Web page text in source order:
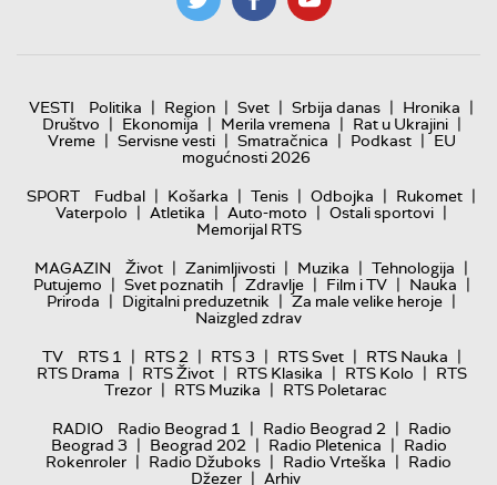
VESTI Politika | Region | Svet | Srbija danas | Hronika |
Društvo | Ekonomija | Merila vremena | Rat u Ukrajini |
Vreme | Servisne vesti | Smatračnica | Podkast | EU
mogućnosti 2026
SPORT
Fudbal | Košarka | Tenis | Odbojka | Rukomet |
Vaterpolo | Atletika | Auto-moto | Ostali sportovi |
Memorijal RTS
MAGAZIN
Život | Zanimljivosti | Muzika | Tehnologija |
Putujemo | Svet poznatih | Zdravlje | Film i TV | Nauka |
Priroda | Digitalni preduzetnik | Za male velike heroje |
Naizgled zdrav
TV
RTS 1 | RTS 2 | RTS 3 | RTS Svet | RTS Nauka |
RTS Drama | RTS Život | RTS Klasika | RTS Kolo | RTS
Trezor | RTS Muzika | RTS Poletarac
RADIO
Radio Beograd 1 | Radio Beograd 2 | Radio
Beograd 3 | Beograd 202 | Radio Pletenica | Radio
Rokenroler | Radio Džuboks | Radio Vrteška | Radio
Džezer | Arhiv